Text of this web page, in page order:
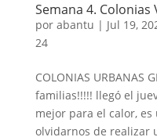
Semana 4. Colonias
por abantu | Jul 19,
24
COLONIAS URBANAS
familias!!!!! llegó el
mejor para el calor,
olvidarnos de realizar